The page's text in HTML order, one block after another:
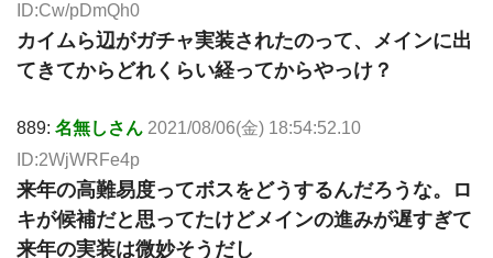
ID:Cw/pDmQh0
カイムら辺がガチャ実装されたのって、メインに出
てきてからどれくらい経ってからやっけ？
889: 名無しさん 2021/08/06(金) 18:54:52.10
ID:2WjWRFe4p
来年の高難易度ってボスをどうするんだろうな。ロ
キが候補だと思ってたけどメインの進みが遅すぎて
来年の実装は微妙そうだし